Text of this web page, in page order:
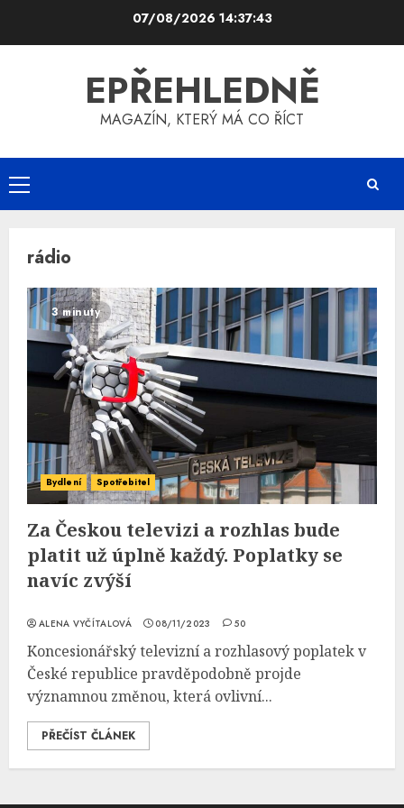
07/08/2026 14:37:44
EPŘEHLEDNĚ
MAGAZÍN, KTERÝ MÁ CO ŘÍCT
Primary
Menu
rádio
3 minuty
Bydlení Spotřebitel
Za Českou televizi a rozhlas bude
platit už úplně každý. Poplatky se
navíc zvýší
ALENA VYČÍTALOVÁ 08/11/2023 50
Koncesionářský televizní a rozhlasový poplatek v
České republice pravděpodobně projde
významnou změnou, která ovlivní...
PŘEČÍST ČLÁNEK